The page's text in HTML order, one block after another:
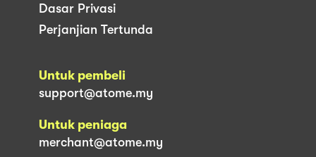
Dasar Privasi
Perjanjian Tertunda
Untuk pembeli
support@atome.my
Untuk peniaga
merchant@atome.my